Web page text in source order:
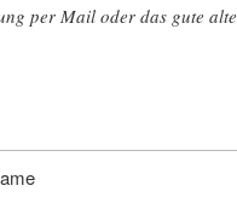
per Mail oder das gute alte